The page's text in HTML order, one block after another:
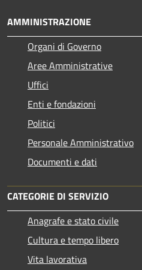
AMMINISTRAZIONE
Organi di Governo
Aree Amministrative
Uffici
Enti e fondazioni
Politici
Personale Amministrativo
Documenti e dati
CATEGORIE DI SERVIZIO
Anagrafe e stato civile
Cultura e tempo libero
Vita lavorativa